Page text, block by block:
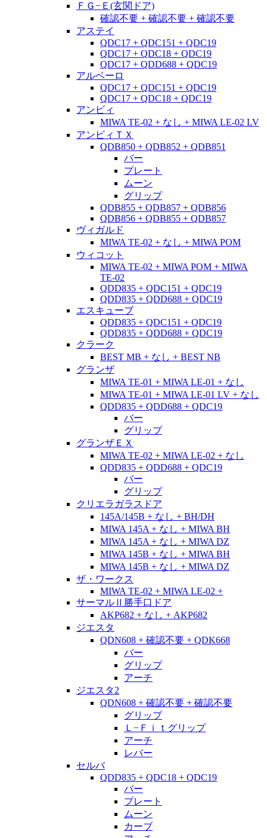
ＦＧ−Ｅ(玄関ドア)
確認不要 + 確認不要 + 確認不要
アステイ
QDC17 + QDC151 + QDC19
QDC17 + QDC18 + QDC19
QDC17 + QDD688 + QDC19
アルベーロ
QDC17 + QDC151 + QDC19
QDC17 + QDC18 + QDC19
アンビィ
MIWA TE-02 + なし + MIWA LE-02 LV
アンビィＴＸ
QDB850 + QDB852 + QDB851
バー
プレート
ムーン
グリップ
QDB855 + QDB857 + QDB856
QDB856 + QDB855 + QDB857
ヴィガルド
MIWA TE-02 + なし + MIWA POM
ウィコット
MIWA TE-02 + MIWA POM + MIWA
TE-02
QDD835 + QDC151 + QDC19
QDD835 + QDD688 + QDC19
エスキューブ
QDD835 + QDC151 + QDC19
QDD835 + QDD688 + QDC19
クラーク
BEST MB + なし + BEST NB
グランザ
MIWA TE-01 + MIWA LE-01 + なし
MIWA TE-01 + MIWA LE-01 LV + なし
QDD835 + QDD688 + QDC19
バー
グリップ
グランザＥＸ
MIWA TE-02 + MIWA LE-02 + なし
QDD835 + QDD688 + QDC19
バー
グリップ
クリエラガラスドア
145A/145B + なし + BH/DH
MIWA 145A + なし + MIWA BH
MIWA 145A + なし + MIWA DZ
MIWA 145B + なし + MIWA BH
MIWA 145B + なし + MIWA DZ
ザ・ワークス
MIWA TE-02 + MIWA LE-02 +
サーマルⅡ勝手口ドア
AKP682 + なし + AKP682
ジエスタ
QDN608 + 確認不要 + QDK668
バー
グリップ
アーチ
ジエスタ2
QDN608 + 確認不要 + 確認不要
グリップ
Ｌ−Ｆｉｔグリップ
アーチ
レバー
セルバ
QDD835 + QDC18 + QDC19
バー
プレート
ムーン
カーブ